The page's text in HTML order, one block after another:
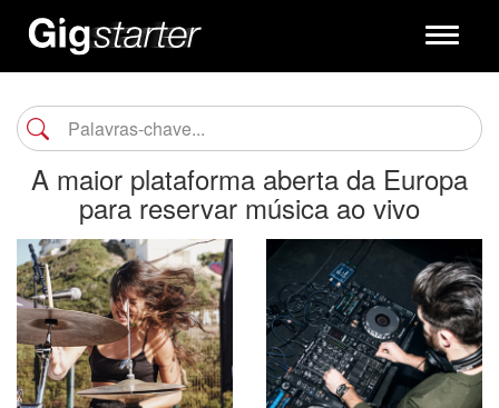
Toggle
A maior plataforma aberta da Europa
para reservar música ao vivo